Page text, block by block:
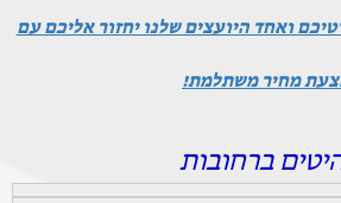
ואחד היועצים שלנו יחזור אליכם עם
מחיר משתלמת!
ברחובות